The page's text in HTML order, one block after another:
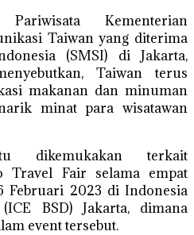
Kementerian
Taiwan yang diterima
(SMSI) di Jakarta,
Taiwan terus
makanan dan minuman
minat para wisatawan
dikemukakan terkait
Travel Fair selama empat
2023 di Indonesia
BSD) Jakarta, dimana
event tersebut.